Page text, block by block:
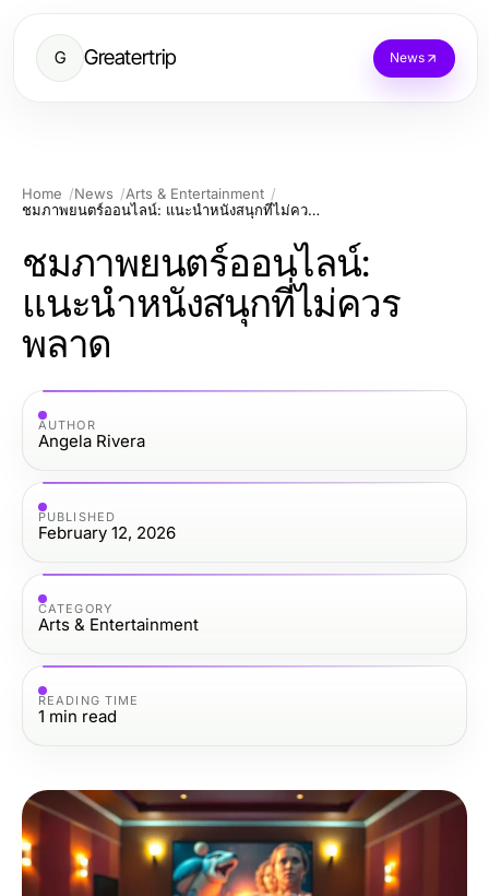
G Greatertrip News
Home News
Arts & Entertainment
ชมภาพยนตร์ออนไลน์: แนะนำหนังสนุกที่ไม่ควรพลาด
ชมภาพยนตร์ออนไลน์:
แนะนำหนังสนุกที่ไม่ควร
พลาด
AUTHOR
Angela Rivera
PUBLISHED
February 12, 2026
CATEGORY
Arts & Entertainment
READING TIME
1 min read